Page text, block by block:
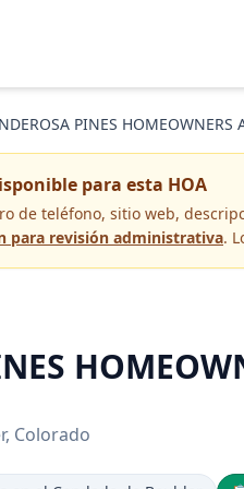
PINES HOMEOWNERS
para esta HOA
de teléfono, sitio web,
para revisión administrativa.
, Colorado